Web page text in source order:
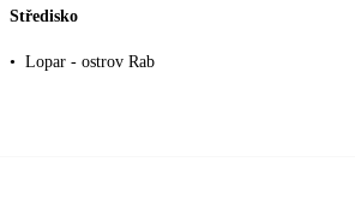
Středisko
• Lopar - ostrov Rab